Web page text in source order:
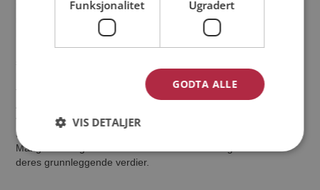
rundt med sine saker, et hår som Ronja Røverdatter flagret
rundt mens hun unnskyldte seg for at hun var for sen, fortalte
hvor skrubbsulten hun var og stilte seg i baren og bestilte mat.
Fra sin plass i sofaen kunne Frank konstatere at Anna hadde
han tittet på henne og hun snudde seg rundt. Han ble flau, men
følte seg ikke dum – hun så ut til å sette pris på blikkene hans.
virkeligheten. Det her var en rå gutt og de hadde overraskende
mye til felles, til tross for at de hadde levd ganske forskjellige liv.
Mange erfaringer var likevel nesten identiske og likeså var
deres grunnleggende verdier.
Funksjonalitet Ugradert
GODTA ALLE
VIS DETALJER